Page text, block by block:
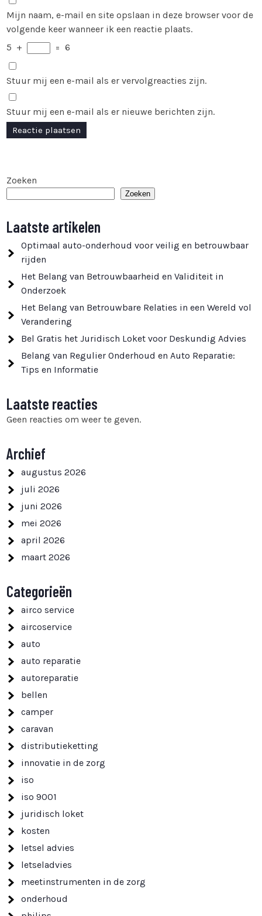
Mijn naam, e-mail en site opslaan in deze browser voor de
volgende keer wanneer ik een reactie plaats.
5 + = 6
Stuur mij een e-mail als er vervolgreacties zijn.
Stuur mij een e-mail als er nieuwe berichten zijn.
Zoeken
Zoeken
Laatste artikelen
Optimaal auto-onderhoud voor veilig en betrouwbaar
rijden
Het Belang van Betrouwbaarheid en Validiteit in
Onderzoek
Het Belang van Betrouwbare Relaties in een Wereld vol
Verandering
Bel Gratis het Juridisch Loket voor Deskundig Advies
Belang van Regulier Onderhoud en Auto Reparatie:
Tips en Informatie
Laatste reacties
Geen reacties om weer te geven.
Archief
augustus 2026
juli 2026
juni 2026
mei 2026
april 2026
maart 2026
Categorieën
airco service
aircoservice
auto
auto reparatie
autoreparatie
bellen
camper
caravan
distributieketting
innovatie in de zorg
iso
iso 9001
juridisch loket
kosten
letsel advies
letseladvies
meetinstrumenten in de zorg
onderhoud